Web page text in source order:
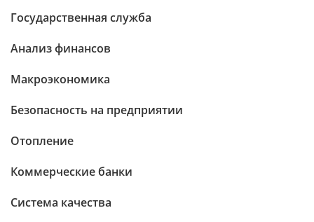
Государственная служба
Анализ финансов
Макроэкономика
Безопасность на предприятии
Отопление
Коммерческие банки
Система качества